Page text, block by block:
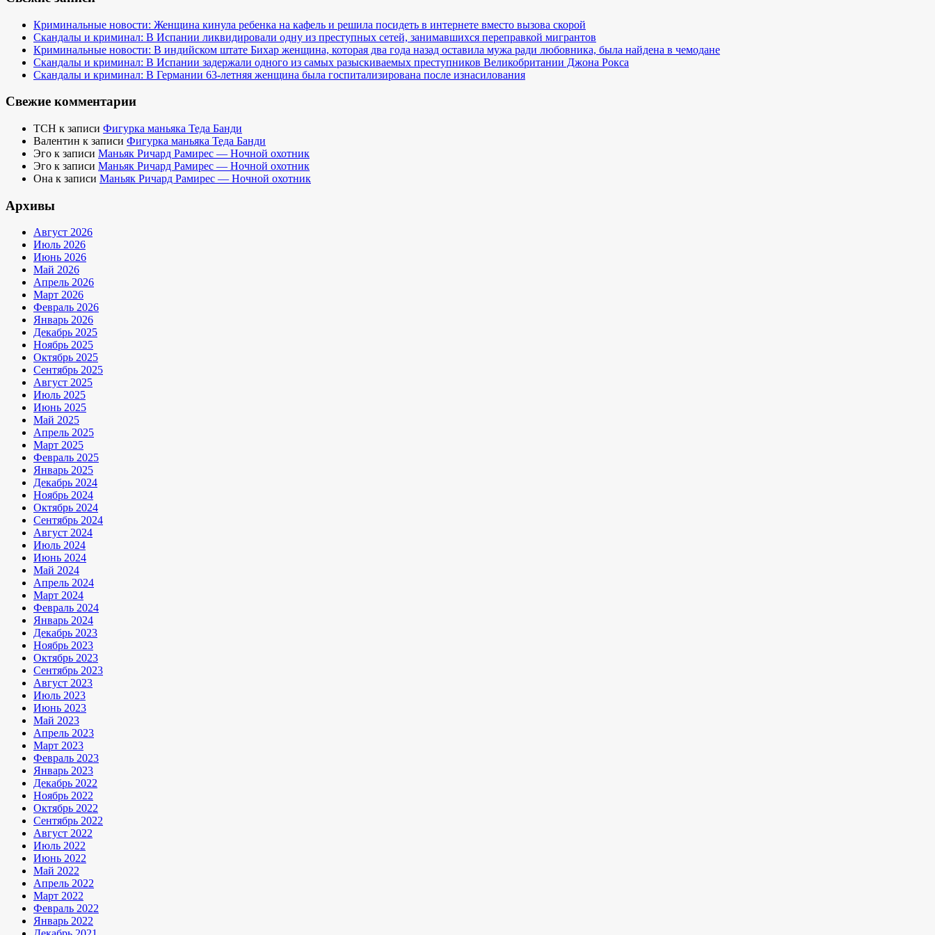
Криминальные новости: Женщина кинула ребенка на кафель и решила посидеть в интернете вместо вызова скорой
Скандалы и криминал: В Испании ликвидировали одну из преступных сетей, занимавшихся переправкой мигрантов
Криминальные новости: В индийском штате Бихар женщина, которая два года назад оставила мужа ради любовника, была найдена в чемодане
Скандалы и криминал: В Испании задержали одного из самых разыскиваемых преступников Великобритании Джона Рокса
Скандалы и криминал: В Германии 63-летняя женщина была госпитализирована после изнасилования
Свежие комментарии
TCH к записи Фигурка маньяка Теда Банди
Валентин к записи Фигурка маньяка Теда Банди
Эго к записи Маньяк Ричард Рамирес — Ночной охотник
Эго к записи Маньяк Ричард Рамирес — Ночной охотник
Она к записи Маньяк Ричард Рамирес — Ночной охотник
Архивы
Август 2026
Июль 2026
Июнь 2026
Май 2026
Апрель 2026
Март 2026
Февраль 2026
Январь 2026
Декабрь 2025
Ноябрь 2025
Октябрь 2025
Сентябрь 2025
Август 2025
Июль 2025
Июнь 2025
Май 2025
Апрель 2025
Март 2025
Февраль 2025
Январь 2025
Декабрь 2024
Ноябрь 2024
Октябрь 2024
Сентябрь 2024
Август 2024
Июль 2024
Июнь 2024
Май 2024
Апрель 2024
Март 2024
Февраль 2024
Январь 2024
Декабрь 2023
Ноябрь 2023
Октябрь 2023
Сентябрь 2023
Август 2023
Июль 2023
Июнь 2023
Май 2023
Апрель 2023
Март 2023
Февраль 2023
Январь 2023
Декабрь 2022
Ноябрь 2022
Октябрь 2022
Сентябрь 2022
Август 2022
Июль 2022
Июнь 2022
Май 2022
Апрель 2022
Март 2022
Февраль 2022
Январь 2022